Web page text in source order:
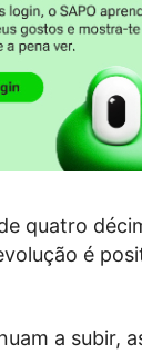
quatro
é
a subir,